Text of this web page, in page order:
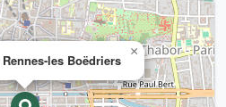
les Boëdriers
×